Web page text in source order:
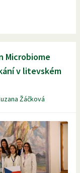
Microbiome
v litevském
Žáčková